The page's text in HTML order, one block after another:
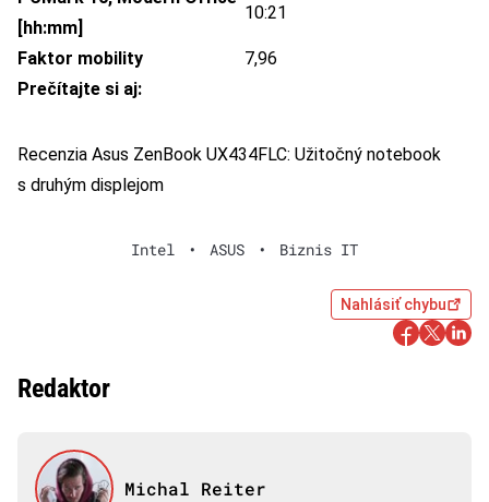
[hh:mm]
10:21
Faktor mobility
7,96
Prečítajte si aj:
Recenzia Asus ZenBook UX434FLC: Užitočný notebook
s druhým displejom
Intel • ASUS • Biznis IT
Nahlásiť chybu
Redaktor
Michal Reiter